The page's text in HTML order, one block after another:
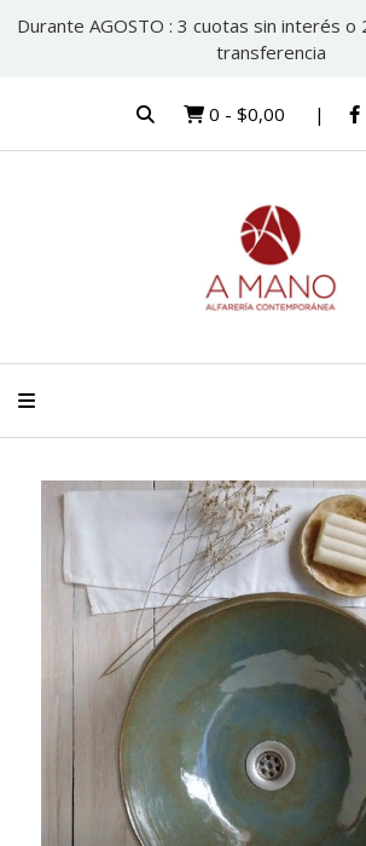
Durante AGOSTO : 3 cuotas sin interés
transferencia
0 - $0,00